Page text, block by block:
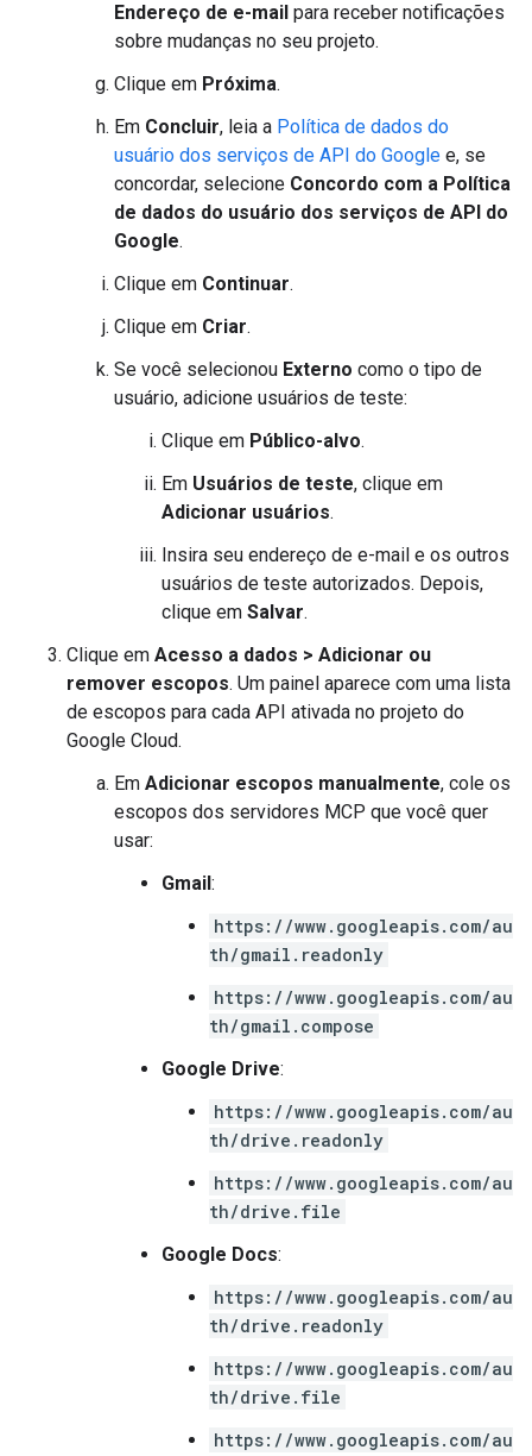
Endereço de e-mail para receber notificações
sobre mudanças no seu projeto.
Clique em Próxima.
Em Concluir, leia a Política de dados do
usuário dos serviços de API do Google e, se
concordar, selecione Concordo com a Política
de dados do usuário dos serviços de API do
Google.
Clique em Continuar.
Clique em Criar.
Se você selecionou Externo como o tipo de
usuário, adicione usuários de teste:
Clique em Público-alvo.
Em Usuários de teste, clique em
Adicionar usuários.
Insira seu endereço de e-mail e os outros
usuários de teste autorizados. Depois,
clique em Salvar.
Clique em Acesso a dados > Adicionar ou
remover escopos. Um painel aparece com uma lista
de escopos para cada API ativada no projeto do
Google Cloud.
Em Adicionar escopos manualmente, cole os
escopos dos servidores MCP que você quer
usar:
Gmail:
https://www.googleapis.com/au
th/gmail.readonly
https://www.googleapis.com/au
th/gmail.compose
Google Drive:
https://www.googleapis.com/au
th/drive.readonly
https://www.googleapis.com/au
th/drive.file
Google Docs:
https://www.googleapis.com/au
th/drive.readonly
https://www.googleapis.com/au
th/drive.file
https://www.googleapis.com/au